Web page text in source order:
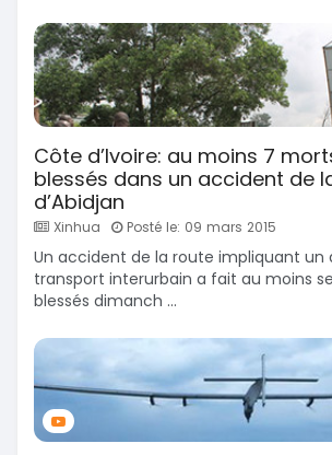
Côte d’Ivoire: au moins 7
blessés dans un accident de
d’Abidjan
Xinhua Posté le: 09 mars 2015
Un accident de la route impliquant un
transport interurbain a fait au moins
blessés dimanch ...